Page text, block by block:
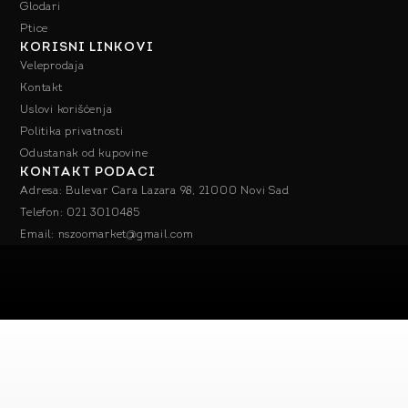
Glodari
Ptice
KORISNI LINKOVI
Veleprodaja
Kontakt
Uslovi korišćenja
Politika privatnosti
Odustanak od kupovine
KONTAKT PODACI
Adresa: Bulevar Cara Lazara 98, 21000 Novi Sad
Telefon: 021 3010485
Email: nszoomarket@gmail.com